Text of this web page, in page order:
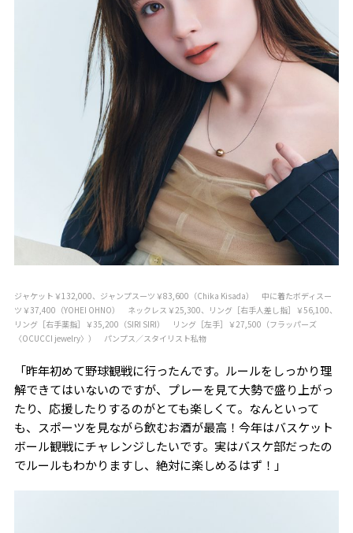
ジャケット￥132,000、ジャンプスーツ￥83,600（Chika Kisada） 中に着たボディスー
ツ￥37,400（YOHEI OHNO） ネックレス￥25,300、リング［右手人差し指］￥56,100、
リング［右手薬指］￥35,200（SIRI SIRI） リング［左手］￥27,500（フラッパーズ
〈OCUCCI jewelry〉） パンプス／スタイリスト私物
「昨年初めて野球観戦に行ったんです。ルールをしっかり理
解できてはいないのですが、プレーを見て大勢で盛り上がっ
たり、応援したりするのがとても楽しくて。なんといって
も、スポーツを見ながら飲むお酒が最高！今年はバスケット
ボール観戦にチャレンジしたいです。実はバスケ部だったの
でルールもわかりますし、絶対に楽しめるはず！」